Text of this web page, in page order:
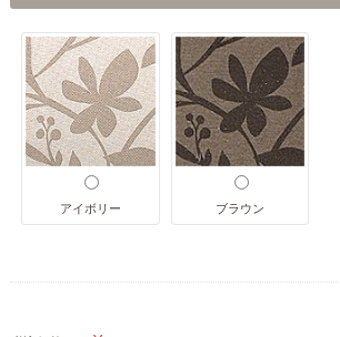
アイボリー ブラウン